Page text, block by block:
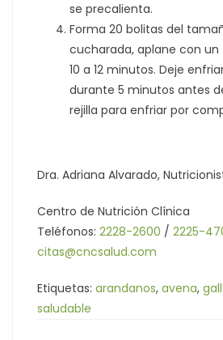
se precalienta.
Forma 20 bolitas del
cucharada, aplane con
10 a 12 minutos. Deje
durante 5 minutos antes
rejilla para enfriar por
Dra. Adriana Alvarado,
Centro de Nutrición Clínica
Teléfonos: 2228-2600 / 2225-
citas@cncsalud.com
Etiquetas: arandanos, avena,
saludable